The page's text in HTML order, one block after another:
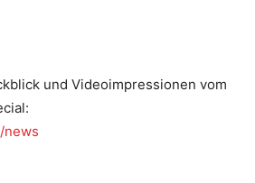
und Videoimpressionen vom
news